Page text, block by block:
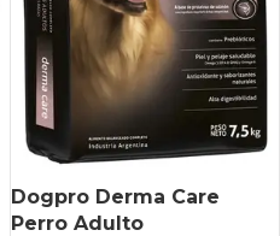
Dogpro Derma Care
Perro Adulto